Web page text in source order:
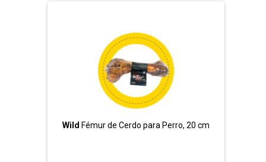
Wild Fémur de Cerdo para Perro, 20 cm